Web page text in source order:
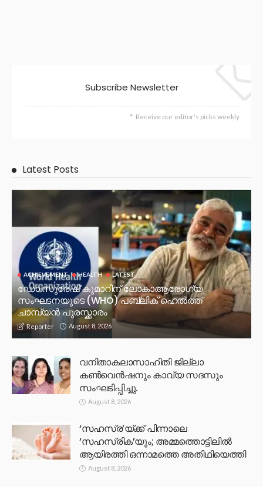
Subscribe Newsletter
Receive our editor's picks weekly
Latest Posts
ACHIEVEMENT HEALTH LATEST
ഡോ.സുരേഷ് കുമാറിന് ലോകാആരോഗ്യ
സംഘടനയുടെ (WHO) പബ്ലിക് ഹെൽത്ത്
ചാമ്പ്യൻ പുരസ്ക്കാരം
Reporter August 8, 2026
വനിതാകലാസാഹിതി ജില്ലാ
കൺവെൻഷനും കാവ്യ സദസും
സംഘടിപ്പിച്ചു.
August 8, 2026
‘സഹസ്ര’യ്ക്ക് പിന്നാലെ
‘സഹസ്രിക’യും; അമ്മത്തൊട്ടിലിൽ
ആയിരത്തി ഒന്നാമത്തെ അതിഥിയെത്തി
August 8, 2026